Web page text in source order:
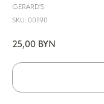
GERARD'S
SKU: 00190
25,00 BYN